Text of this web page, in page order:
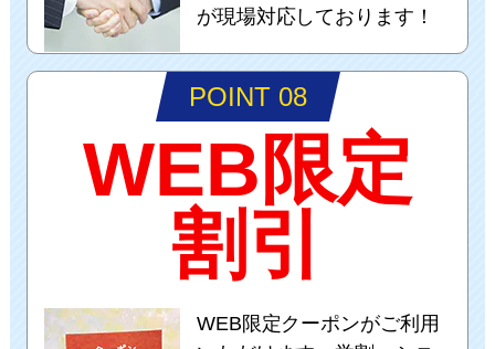
が現場対応しております！
POINT 08
WEB限定
割引
WEB限定クーポンがご利用